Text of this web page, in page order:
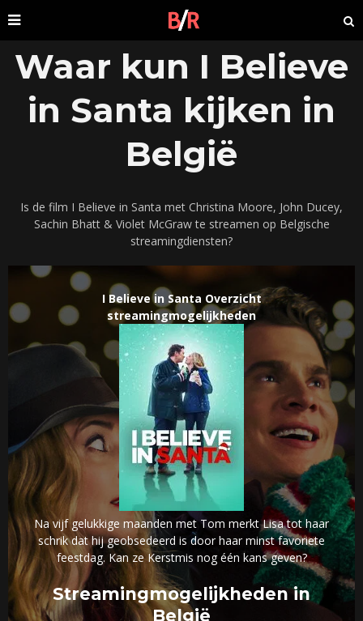
Waar kun I Believe
in Santa kijken in
België
Is de film I Believe in Santa met Christina Moore, John Ducey,
Sachin Bhatt & Violet McGraw te streamen op Belgische
streamingdiensten?
I Believe in Santa Overzicht
streamingmogelijkheden
Na vijf gelukkige maanden met Tom merkt Lisa tot haar
schrik dat hij geobsedeerd is door haar minst favoriete
feestdag. Kan ze Kerstmis nog één kans geven?
Streamingmogelijkheden in
België